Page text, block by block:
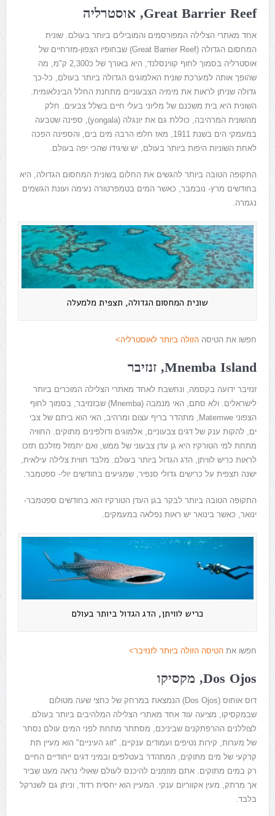
Great Barrier Reef, אוסטרליה
אחד מאתרי הצלילה המפורסמים והמובילים ביותר בעולם. שונית
המחסום הגדולה (Great Barrier Reef) שבחופיו הצפון-מזרחיים של
אוסטרליה בסמוך לחוף קווינסלנד, היא באורך של כ2,300 ק"מ, מה
שהופך אותה למערכת שונית האלמוגים הגדולה ביותר בעולם, כל-כך
גדולה שניתן לראות את מימיה הצבעוניים מתחנת החלל הבינלאומית.
השונית היא בית משכנם של מליוני בעלי חיים בשלל צבעים. חלק
מהשונית המרהיבה, כוללת גם את יונגלה (yongala), ספינה שטבעה
במעמקי הים בשנת 1911, מאז חלפו הרבה מים בים, והספינה הפכה
לאחת השוניות היפות ביותר בעולם, יש שיגידו שהכי יפה בעולם.
התקופה הטובה ביותר להגשים את החלום בשונית המחסום הגדולה, היא
בחודשים מרץ- נובמבר, כאשר המים בטמפרטורה נעימה ועונת הגשמים
נגמרה.
שונית המחסום הגדולה, תצפית מלמעלה
חפשו את הטיסה הזולה ביותר לאוסטרליה>
Mnemba Island, זנזיבר
זנזיבר ידועה בקסמה, ונחשבת לאחד מאתרי הצלילה המוכרים ביותר
לישראלים. ולא סתם, האי מנמבה (Mnemba) שבזנזיבר, בסמוך לחוף
הצפוני Matemwe, מתהדר בריף עצום ומרהיב, האי הוא ביתם של צבי
ים, להקות ענק של דגים צבעוניים, אלמוגים ודולפינים מתוקים. החוויה
מתחת למי הטורקיז היא גן עדן צבעוני של ממש, ואם יתמזל מזלכם תזכו
לראות כריש לוויתן, הדג הגדול ביותר בעולם. מלבד חווית צלילה עילאית,
ישנה תצפית על כרישים גדולי סנפיר, שמגיעים בחודשים יולי- ספטמבר.
התקופה הטובה ביותר לבקר בגן העדן הטורקיז הוא בחודשים ספטמבר-
ינואר, כאשר בינואר יש ראות נפלאה במעמקים.
כריש לוויתן, הדג הגדול ביותר בעולם
חפשו את הטיסה הזולה ביותר לזנזיבר>
Dos Ojos, מקסיקו
דוס אוחוס (Dos Ojos) הנמצאת במרחק של כחצי שעה מטולום
שבמקסיקו, מציעה עוד אחד מאתרי הצלילה המלהיבים ביותר בעולם.
לצוללנים ההרפתקנים שביניכם, מסתתר מתחת לפני המים עולם נסתר
של מערות, קירות נטיפים ועמודים ענקיים. "זוג העיניים" הוא מעיין תת
קרקעי של מים מתוקים, המתהדר בעטלפים ובמיני דגים ייחודיים החיים
רק במים מתוקים. אתם מוזמנים להיכנס לעולם שאולי נראה מעט שביר
אך מרתק, מעין אקווריום ענקי. המעיין הוא יחסית רדוד, וניתן גם לשנרקל
בלבד.